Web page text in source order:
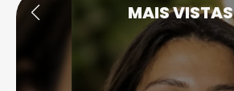
MAIS VISTAS